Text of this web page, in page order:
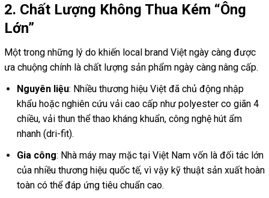
2. Chất Lượng Không Thua Kém “Ông
Lớn”
Một trong những lý do khiến local brand Việt ngày càng được
ưa chuộng chính là chất lượng sản phẩm ngày càng nâng cấp.
Nguyên liệu: Nhiều thương hiệu Việt đã chủ động nhập
khẩu hoặc nghiên cứu vải cao cấp như polyester co giãn 4
chiều, vải thun thể thao kháng khuẩn, công nghệ hút ẩm
nhanh (dri-fit).
Gia công: Nhà máy may mặc tại Việt Nam vốn là đối tác lớn
của nhiều thương hiệu quốc tế, vì vậy kỹ thuật sản xuất hoàn
toàn có thể đáp ứng tiêu chuẩn cao.